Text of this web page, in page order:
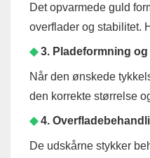
Det opvarmede guld
overflader og stabilitet.
◆3. Pladeformning
Når den ønskede
den korrekte størrelse
◆4.
De udskårne stykker